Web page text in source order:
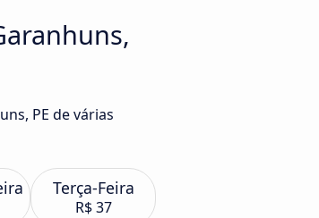
PE de várias
Terça-Feira
R$ 37